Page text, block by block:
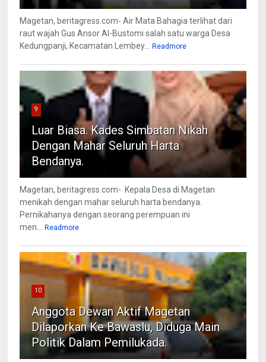
Magetan, beritagress.com- Air Mata Bahagia terlihat dari
raut wajah Gus Ansor Al-Bustomi salah satu warga Desa
Kedungpanji, Kecamatan Lembey...
Readmore
9
Luar Biasa. Kades Simbatan Nikah
Dengan Mahar Seluruh Harta
Bendanya.
Magetan, beritagress.com- Kepala Desa di Magetan
menikah dengan mahar seluruh harta bendanya.
Pernikahanya dengan seorang perempuan ini
men...
Readmore
10
Anggota Dewan Aktif Magetan
Dilaporkan Ke Bawaslu, Diduga Main
Politik Dalam Pemilukada.